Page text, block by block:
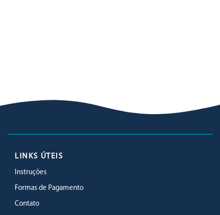
LINKS ÚTEIS
Instruções
Formas de Pagamento
Contato